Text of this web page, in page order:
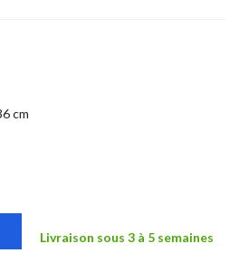
cm
Livraison sous 3 à 5 semaines